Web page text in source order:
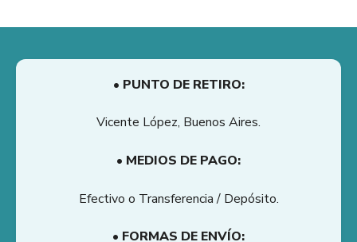
• PUNTO DE RETIRO:
Vicente López, Buenos Aires.
• MEDIOS DE PAGO:
Efectivo o Transferencia / Depósito.
• FORMAS DE ENVÍO: